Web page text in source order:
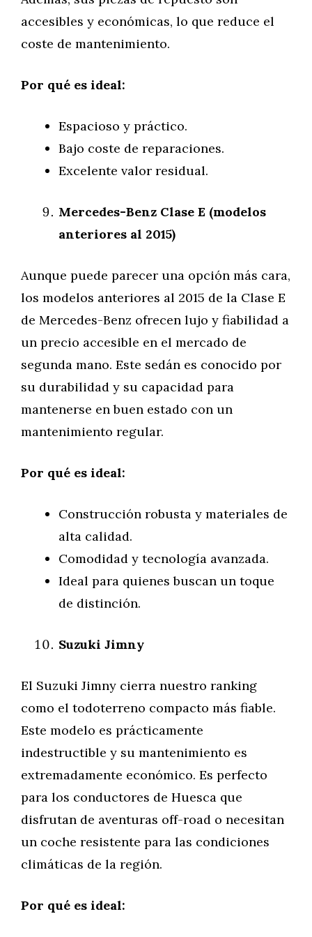
accesibles y económicas, lo que reduce el
coste de mantenimiento.
Por qué es ideal:
Espacioso y práctico.
Bajo coste de reparaciones.
Excelente valor residual.
Mercedes-Benz Clase E (modelos
anteriores al 2015)
Aunque puede parecer una opción más cara,
los modelos anteriores al 2015 de la Clase E
de Mercedes-Benz ofrecen lujo y fiabilidad a
un precio accesible en el mercado de
segunda mano. Este sedán es conocido por
su durabilidad y su capacidad para
mantenerse en buen estado con un
mantenimiento regular.
Por qué es ideal:
Construcción robusta y materiales de
alta calidad.
Comodidad y tecnología avanzada.
Ideal para quienes buscan un toque
de distinción.
Suzuki Jimny
El Suzuki Jimny cierra nuestro ranking
como el todoterreno compacto más fiable.
Este modelo es prácticamente
indestructible y su mantenimiento es
extremadamente económico. Es perfecto
para los conductores de Huesca que
disfrutan de aventuras off-road o necesitan
un coche resistente para las condiciones
climáticas de la región.
Por qué es ideal: